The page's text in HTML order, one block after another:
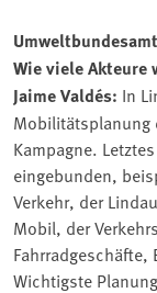
Wie viele Akteure
Jaime Valdés: In
Mobilitätsplanung
Kampagne.
eingebunden,
Verkehr, der
Mobil, der
Wichtigste